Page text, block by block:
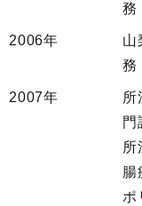
務
2006年
務
2007年
所
門
所
腸
ポ